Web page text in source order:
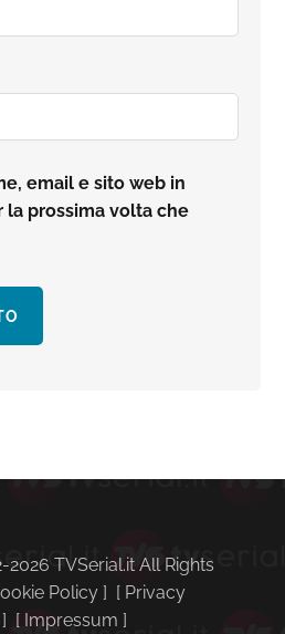
email e sito web in
la prossima volta che
TVSerial.it All Rights
Policy ] [ Privacy
] [ Impressum ]